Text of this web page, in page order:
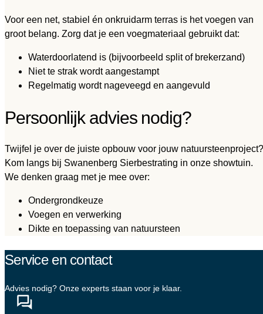
Voor een net, stabiel én onkruidarm terras is het voegen van
groot belang. Zorg dat je een voegmateriaal gebruikt dat:
Waterdoorlatend is (bijvoorbeeld split of brekerzand)
Niet te strak wordt aangestampt
Regelmatig wordt nageveegd en aangevuld
Persoonlijk advies nodig?
Twijfel je over de juiste opbouw voor jouw natuursteenproject?
Kom langs bij Swanenberg Sierbestrating in onze showtuin.
We denken graag met je mee over:
Ondergrondkeuze
Voegen en verwerking
Dikte en toepassing van natuursteen
Service en contact
Advies nodig? Onze experts staan voor je klaar.